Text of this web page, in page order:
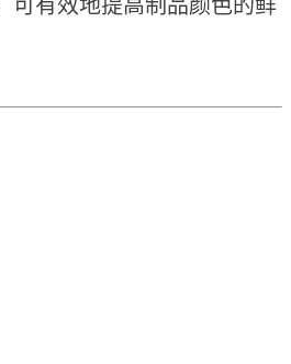
可有效地提高制品颜色的鲜